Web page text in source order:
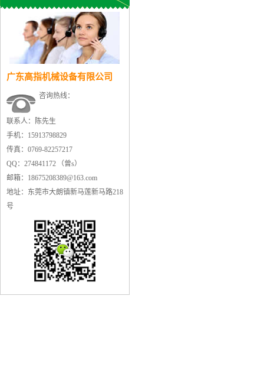
广东高指机械设备有限公司
咨询热线：
联系人：陈先生
手机：15913798829
传真：0769-82257217
QQ：274841172 （曾s）
邮箱：18675208389@163.com
地址：东莞市大朗镇新马莲新马路218
号